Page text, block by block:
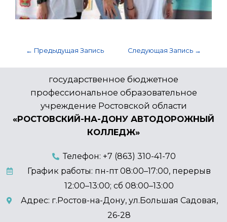
← Предыдущая Запись Следующая Запись →
государственное бюджетное
профессиональное образовательное
учреждение Ростовской области
«РОСТОВСКИЙ-НА-ДОНУ АВТОДОРОЖНЫЙ
КОЛЛЕДЖ»
Телефон: +7 (863) 310-41-70
График работы: пн-пт 08:00–17:00, перерыв
12:00–13:00; сб 08:00–13:00
Адрес: г.Ростов-на-Дону, ул.Большая Садовая,
26-28